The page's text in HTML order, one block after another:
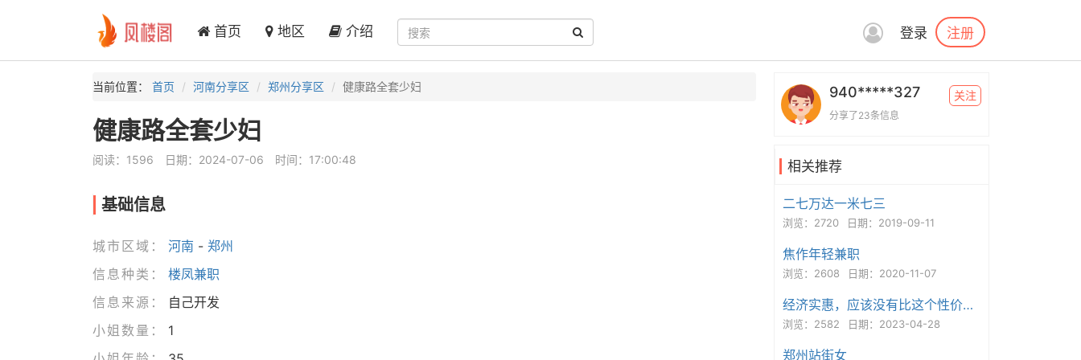
首页 地区 介绍 登录 注册
当前位置： 首页 河南分享区 郑州分享区 健康路全套少妇
健康路全套少妇
阅读：1596 日期：2024-07-06 时间：17:00:48
基础信息
城市区域： 河南 - 郑州
信息种类：
楼凤兼职
信息来源：
自己开发
小姐数量：
1
940*****327
分享了23条信息
关注
相关推荐
二七万达一米七三
浏览：2720 日期：2019-09-11
焦作年轻兼职
浏览：2608 日期：2020-11-07
经济实惠，应该没有比这个性价比再高的了
浏览：2582 日期：2023-04-28
郑州站街女